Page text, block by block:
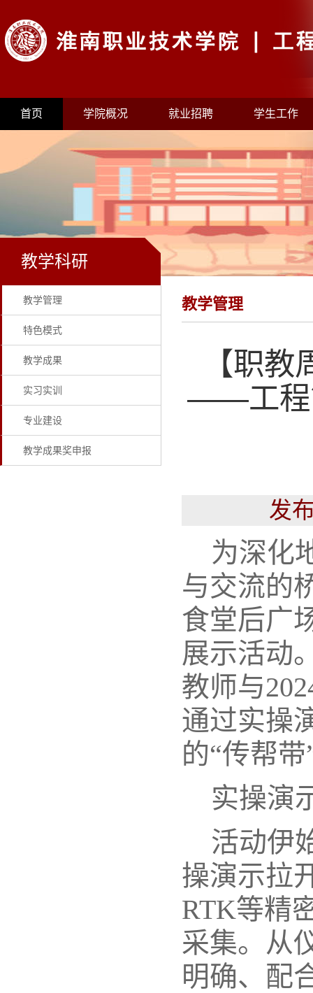
首页 学院概况 就业招聘 学生工作
教学科研
教学管理
特色模式
教学成果
实习实训
专业建设
教学成果奖申报
教学管理
【职
——工程
发
为深化
与交流的
食堂后广
展示活动
教师与
通过实操
的“传帮
实操演
活动伊
操演示拉
RTK等精
采集。从
明确、配